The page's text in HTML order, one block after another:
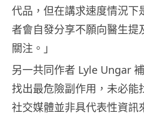
代品，但在講求速度情況下
者會自發分享不願向醫生提
關注。」
另一共同作者 Lyle Ungar
找出最危險副作用，未必能
社交媒體並非具代表性資訊